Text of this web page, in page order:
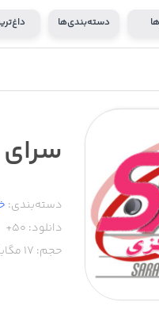
دسته‌بندی‌ها
دسته‌بندی:
دانلود: 50+
حجم: 17